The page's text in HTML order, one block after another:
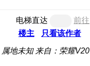
电梯直达
前往
楼主
只看该作者
属地未知 来自：荣耀V20